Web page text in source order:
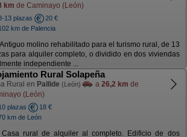
km de Caminayo (León)
13 plazas
20 €
km de Palencia
Antiguo molino rehabilitado para el turismo rural, de 13
para alquiler completo, o dividido en dos viviendas
independiente ...
Rural Solapeña
Rural en Pallide (León) a 26,2 km de
(León)
plazas
18 €
km de León
Casa rural de alquiler al completo. Edificio de dos